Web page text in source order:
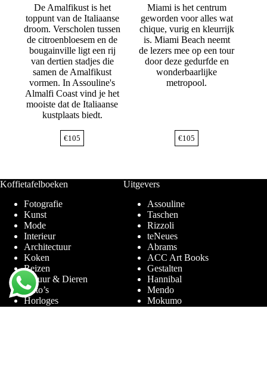
De Amalfikust is het
toppunt van de Italiaanse
droom. Verscholen tussen
de citroenbloesem en de
bougainville ligt een rij
van dertien stadjes die
samen de Amalfikust
vormen. In Assouline's
Almalfi Coast vind je het
mooiste dat de Italiaanse
kustplaats biedt.
€105
Miami is het centrum
geworden voor alles wat
chique, vurig en kleurrijk
is. Miami Beach neemt
de lezers mee op een tour
door deze gedurfde en
wonderbaarlijke
metropool.
€105
Koffietafelboeken
Fotografie
Kunst
Mode
Interieur
Architectuur
Koken
Reizen
Natuur & Dieren
Auto’s
Horloges
Uitgevers
Assouline
Taschen
Rizzoli
teNeues
Abrams
ACC Art Books
Gestalten
Hannibal
Mendo
Mokumo